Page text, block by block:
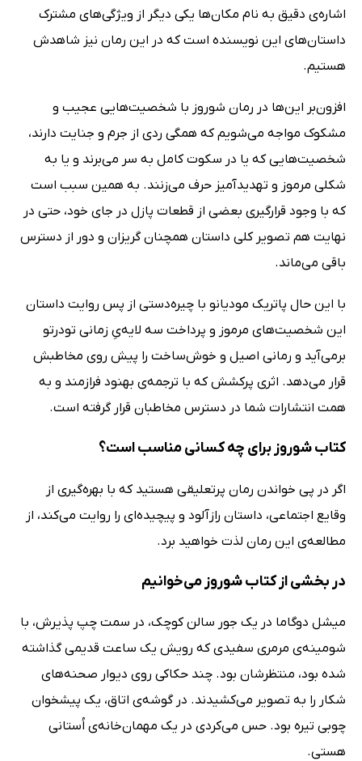
اشاره‌ی دقیق به نام مکان‌ها یکی دیگر از ویژگی‌های مشترک
داستان‌های این نویسنده است که در این رمان نیز شاهدش
هستیم.
افزون‌بر این‌ها در رمان شوروز با شخصیت‌هایی عجیب و
مشکوک مواجه می‌شویم که همگی ردی از جرم و جنایت دارند،
شخصیت‌هایی که یا در سکوت کامل به سر می‌برند و یا به
شکلی مرموز و تهدیدآمیز حرف می‌زنند. به همین سبب است
که با وجود قرارگیری بعضی از قطعات پازل در جای خود، حتی در
نهایت هم تصویر کلی داستان همچنان گریزان و دور از دسترس
باقی می‌ماند.
با این حال پاتریک مودیانو با چیره‌دستی از پس روایت داستان
این شخصیت‌های مرموز و پرداخت سه لایه‌یِ زمانی تودرتو
برمی‌آید و رمانی اصیل و خوش‌ساخت را پیش روی مخاطبش
قرار می‌دهد. اثری پرکشش که با ترجمه‌ی بهنود فرازمند و به
همت انتشارات شما در دسترس مخاطبان قرار گرفته است.
کتاب شوروز برای چه کسانی مناسب است؟
اگر در پی خواندن رمان پرتعلیقی هستید که با بهره‌گیری از
وقایع اجتماعی، داستان رازآلود و پیچیده‌ای را روایت می‌کند، از
مطالعه‌ی این رمان لذت خواهید برد.
در بخشی از کتاب شوروز می‌خوانیم
میشل دوگاما در یک جور سالن کوچک، در سمت چپ پذیرش، با
شومینه‌ی مرمری سفیدی که رویش یک ساعت قدیمی گذاشته
شده بود، منتظرشان بود. چند حکاکی روی دیوار صحنه‌های
شکار را به تصویر می‌کشیدند. در گوشه‌ی اتاق، یک پیشخوان
چوبی تیره بود. حس می‌کردی در یک مهمان‌خانه‌ی اُستانی
هستی.